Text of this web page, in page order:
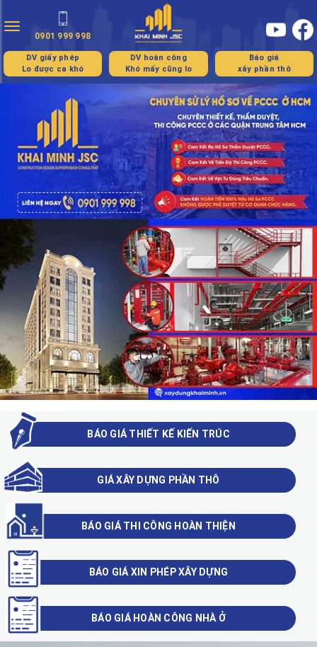
Toggle
navigation
0901 999 998
DV giấy phép
Lo được ca khó
DV hoàn công
Khó mấy cũng lo
Báo giá
xây phần thô
BÁO GIÁ THIẾT KẾ KIẾN TRÚC
GIÁ XÂY DỰNG PHẦN THÔ
BÁO GIÁ THI CÔNG HOÀN THIỆN
BÁO GIÁ XIN PHÉP XÂY DỰNG
BÁO GIÁ HOÀN CÔNG NHÀ Ở